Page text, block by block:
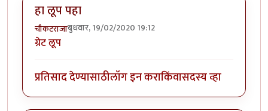
हा लूप पहा
चौकटराजाबुधवार, 19/02/2020 19:12
ग्रेट लूप
प्रतिसाद देण्यासाठीलॉग इन कराकिंवासदस्य व्हा